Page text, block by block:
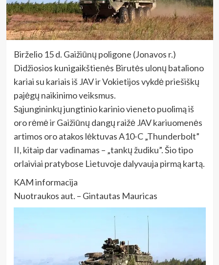
Birželio 15 d. Gaižiūnų poligone (Jonavos r.)
Didžiosios kunigaikštienės Birutės ulonų bataliono
kariai su kariais iš JAV ir Vokietijos vykdė priešiškų
pajėgų naikinimo veiksmus.
Sąjungininkų jungtinio karinio vieneto puolimą iš
oro rėmė ir Gaižiūnų dangų raižė JAV kariuomenės
artimos oro atakos lėktuvas A10-C „Thunderbolt”
II, kitaip dar vadinamas – „tankų žudiku”. Šio tipo
orlaiviai pratybose Lietuvoje dalyvauja pirmą kartą.
KAM informacija
Nuotraukos aut. – Gintautas Mauricas